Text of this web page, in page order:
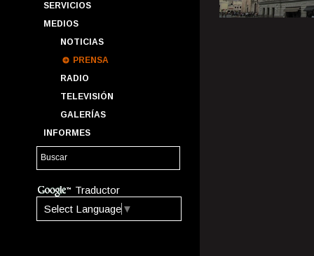
SERVICIOS
MEDIOS
NOTICIAS
PRENSA
RADIO
TELEVISIÓN
GALERÍAS
INFORMES
Traductor
Select Language ▼